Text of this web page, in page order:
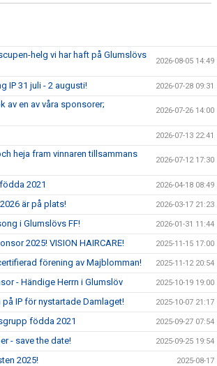
helg vi har haft på Glumslövs
2026-08-05 14:49
IP 31 juli - 2 augusti! 2026-07-28 09:31
av en av våra sponsorer;
2026-07-26 14:00
2026-07-13 22:41
heja fram vinnaren tillsammans
2026-07-12 17:30
2021 2026-04-18 08:49
är på plats! 2026-03-17 21:23
i Glumslövs FF! 2026-01-31 11:44
2025! VISION HAIRCARE! 2025-11-15 17:00
förening av Majblomman! 2025-11-12 20:54
- Händige Herrn i Glumslöv 2025-10-19 19:00
IP för nystartade Damlaget! 2025-10-07 21:17
födda 2021 2025-09-27 07:54
- save the date! 2025-09-25 19:54
2025! 2025-08-17